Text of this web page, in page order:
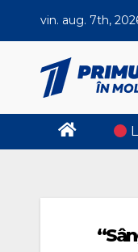
vin. aug. 7th,